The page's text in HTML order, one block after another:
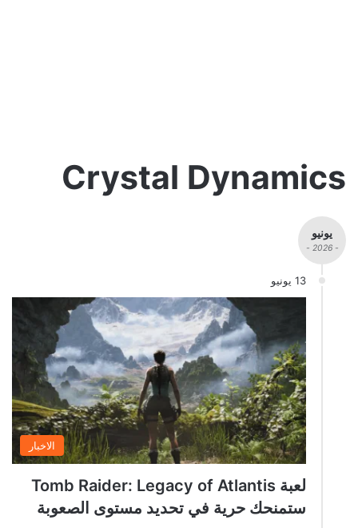
Crystal Dynamics
يونيو
- 2026 -
13 يونيو
الاخبار
لعبة Tomb Raider: Legacy of Atlantis
ستمنحك حرية في تحديد مستوى الصعوبة